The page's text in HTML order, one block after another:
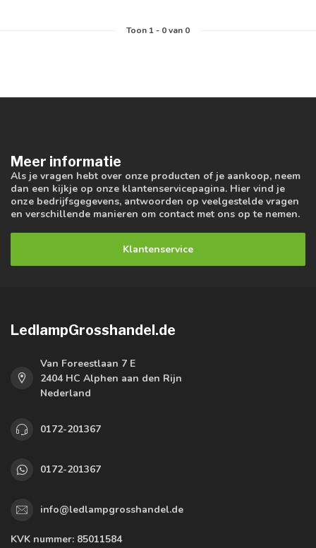
Toon 1- 0van 0
Meer informatie
Als je vragen hebt over onze producten of je aankoop, neem
dan een kijkje op onze klantenservicepagina. Hier vind je
onze bedrijfsgegevens, antwoorden op veelgestelde vragen
en verschillende manieren om contact met ons op te nemen.
Klantenservice
LedlampGrosshandel.de
Van Foreestlaan 7 E
2404 HC Alphen aan den Rijn
Nederland
0172-201367
0172-201367
info@ledlampgrosshandel.de
KVK nummer: 85011584